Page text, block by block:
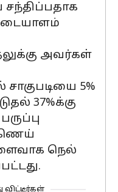
சந்திப்பதாக
அவர்கள்
5%
37%க்கு
நெல்
விட்டீர்கள்